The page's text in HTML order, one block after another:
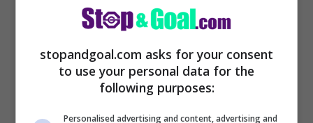
stopandgoal.com asks for your consent
to use your personal data for the
following purposes:
Personalised advertising and content, advertising and